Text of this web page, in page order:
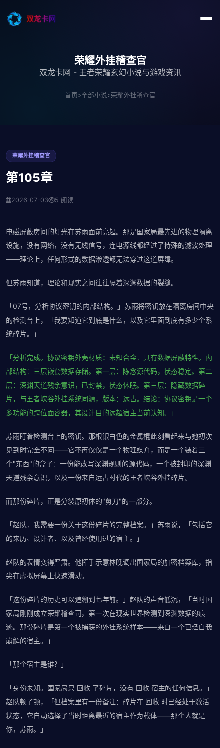
荣耀外挂稽查官
双龙卡网 - 王者荣耀玄幻小说与游戏资讯
首页>全部小说>荣耀外挂稽查官
荣耀外挂稽查官
第105章
2026-07-03 5 阅读
电磁屏蔽房间的灯光在苏雨面前亮起。那是国家局最先进的物理隔离
设施，没有网络，没有无线信号，连电源线都经过了特殊的滤波处理
——理论上，任何形式的数据渗透都无法穿过这道屏障。
但苏雨知道，理论和现实之间往往隔着深渊数据的裂缝。
「07号，分析协议密钥的内部结构。」苏雨将密钥放在隔离房间中央
的检测台上，「我要知道它到底是什么，以及它里面到底有多少个系
统碎片。」
「分析完成。协议密钥外壳材质：未知合金，具有数据屏蔽特性。内
部结构：三层嵌套数据存储。第一层：陈念源代码，状态稳定。第二
层：深渊天道残余意识，已封禁，状态休眠。第三层：隐藏数据碎
片，与王者峡谷外挂系统同源，版本：远古。结论：协议密钥是一个
多功能的跨位面容器，其设计目的远超宿主当前认知。」
苏雨盯着检测台上的密钥。那根银白色的金属棍此刻看起来与她初次
见到时完全不同——它不再仅仅是一个物理媒介，而是一个装着三
个"东西"的盒子：一份能改写深渊规则的源代码，一个被封印的深渊
天道残余意识，以及一份来自远古时代的王者峡谷外挂碎片。
而那份碎片，正是分裂原初体的"剪刀"的一部分。
「赵队，我需要一份关于这份碎片的完整档案。」苏雨说，「包括它
的来历、设计者、以及曾经使用过的宿主。」
赵队的表情变得严肃。他挥手示意林晚调出国家局的加密档案库，指
尖在虚拟屏幕上快速滑动。
「这份碎片的历史可以追溯到七年前。」赵队的声音低沉，「当时国
家局刚刚成立荣耀稽查司，第一次在现实世界检测到深渊数据的痕
迹。那份碎片是第一个被捕获的外挂系统样本——来自一个已经自我
崩解的宿主。」
「那个宿主是谁？」
「身份未知。国家局只 回收 了碎片，没有 回收 宿主的任何信息。」
赵队顿了顿，「但档案里有一份备注：碎片在 回收 时已经处于激活
状态，它自动选择了当时距离最近的宿主作为载体——那个人就是
你，苏雨。」